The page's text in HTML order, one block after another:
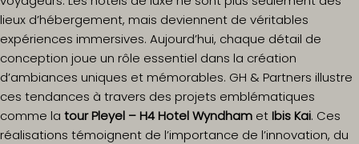
lieux d’hébergement, mais deviennent de véritables
expériences immersives. Aujourd’hui, chaque détail de
conception joue un rôle essentiel dans la création
d’ambiances uniques et mémorables. GH & Partners illustre
ces tendances à travers des projets emblématiques
comme la tour Pleyel – H4 Hotel Wyndham etIbis Kai. Ces
réalisations témoignent de l’importance de l’innovation, du